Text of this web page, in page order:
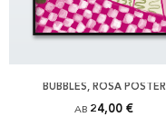
BUBBLES, ROSA POSTER
AB 24,00 €